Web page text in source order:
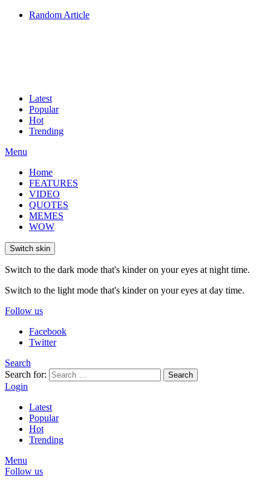
Random Article
Latest
Popular
Hot
Trending
Menu
Home
FEATURES
VIDEO
QUOTES
MEMES
WOW
Switch skin
Switch to the dark mode that's kinder on your eyes at night time.
Switch to the light mode that's kinder on your eyes at day time.
Follow us
Facebook
Twitter
Search
Search for:
Search
Login
Latest
Popular
Hot
Trending
Menu
Follow us